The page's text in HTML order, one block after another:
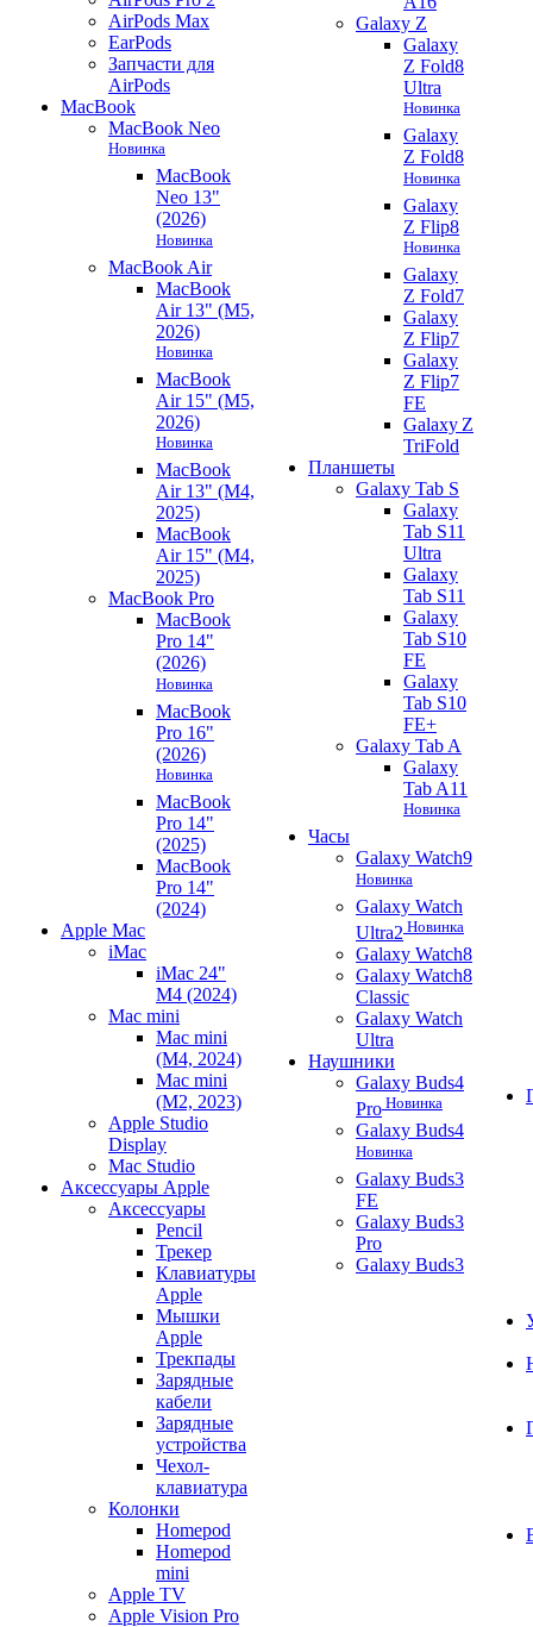
AirPods Max
EarPods
Запчасти для
AirPods
MacBook
MacBook Neo
Новинка
MacBook
Neo 13"
(2026)
Новинка
MacBook Air
MacBook
Air 13" (M5,
2026)
Новинка
MacBook
Air 15" (M5,
2026)
Новинка
MacBook
Air 13" (M4,
2025)
MacBook
Air 15" (M4,
2025)
MacBook Pro
MacBook
Pro 14"
(2026)
Новинка
MacBook
Pro 16"
(2026)
Новинка
MacBook
Pro 14"
(2025)
MacBook
Pro 14"
(2024)
Apple Mac
iMac
iMac 24"
M4 (2024)
Mac mini
Mac mini
(M4, 2024)
Mac mini
(M2, 2023)
Apple Studio
Display
Mac Studio
Аксессуары Apple
Аксессуары
Pencil
Трекер
Клавиатуры
Apple
Мышки
Apple
Трекпады
Зарядные
кабели
Зарядные
устройства
Чехол-
клавиатура
Колонки
Homepod
Homepod
mini
Apple TV
Apple Vision Pro
Galaxy Z
Galaxy
Z Fold8
Ultra
Новинка
Galaxy
Z Fold8
Новинка
Galaxy
Z Flip8
Новинка
Galaxy
Z Fold7
Galaxy
Z Flip7
Galaxy
Z Flip7
FE
Galaxy Z
TriFold
Планшеты
Galaxy Tab S
Galaxy
Tab S11
Ultra
Galaxy
Tab S11
Galaxy
Tab S10
FE
Galaxy
Tab S10
FE+
Galaxy Tab A
Galaxy
Tab A11
Новинка
Часы
Galaxy Watch9
Новинка
Galaxy Watch
Ultra2 Новинка
Galaxy Watch8
Galaxy Watch8
Classic
Galaxy Watch
Ultra
Наушники
Galaxy Buds4
Pro Новинка
Galaxy Buds4
Новинка
Galaxy Buds3
FE
Galaxy Buds3
Pro
Galaxy Buds3